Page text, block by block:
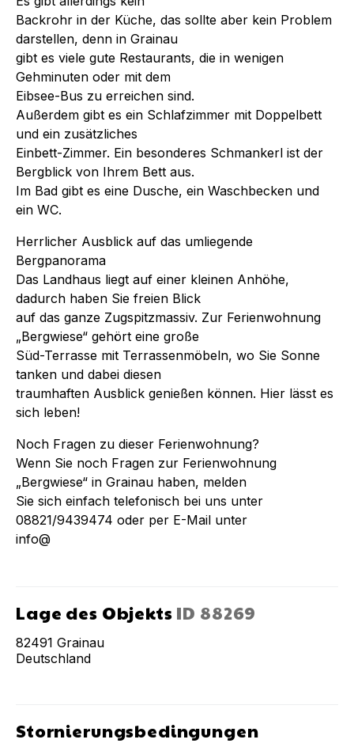
Backrohr in der Küche, das sollte aber kein Problem
darstellen, denn in Grainau
gibt es viele gute Restaurants, die in wenigen
Gehminuten oder mit dem
Eibsee-Bus zu erreichen sind.
Außerdem gibt es ein Schlafzimmer mit Doppelbett
und ein zusätzliches
Einbett-Zimmer. Ein besonderes Schmankerl ist der
Bergblick von Ihrem Bett aus.
Im Bad gibt es eine Dusche, ein Waschbecken und
ein WC.
Herrlicher Ausblick auf das umliegende
Bergpanorama
Das Landhaus liegt auf einer kleinen Anhöhe,
dadurch haben Sie freien Blick
auf das ganze Zugspitzmassiv. Zur Ferienwohnung
„Bergwiese“ gehört eine große
Süd-Terrasse mit Terrassenmöbeln, wo Sie Sonne
tanken und dabei diesen
traumhaften Ausblick genießen können. Hier lässt es
sich leben!
Noch Fragen zu dieser Ferienwohnung?
Wenn Sie noch Fragen zur Ferienwohnung
„Bergwiese“ in Grainau haben, melden
Sie sich einfach telefonisch bei uns unter
08821/9439474 oder per E-Mail unter
info@
Lage des Objekts ID 88269
82491 Grainau
Deutschland
Stornierungsbedingungen